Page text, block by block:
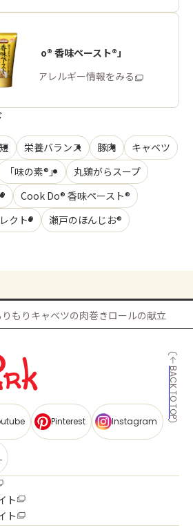
Cook Do® 香味ペースト®」
商品・アレルギー情報をみる
栄養バランス 豚肉
キャベツ
「味の素®」
丸鶏がらスープ
Cook Do® 香味ペースト®
クト®
瀬戸のほんじお®
りもりキャベツの肉巻きロールの献立
BACK TO TOP
Pinterest Instagram
ト
ト